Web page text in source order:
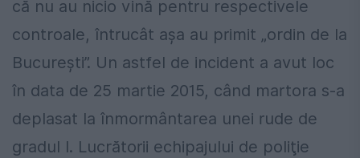
că nu au nicio vină pentru respectivele
controale, întrucât aşa au primit „ordin de la
Bucureşti”. Un astfel de incident a avut loc
în data de 25 martie 2015, când martora s-a
deplasat la înmormântarea unei rude de
gradul I. Lucrătorii echipajului de poliţie